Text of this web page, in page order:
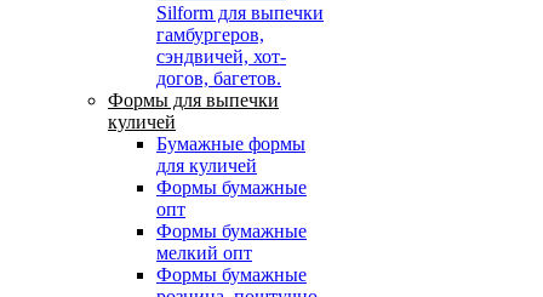
Silform для выпечки
гамбургеров,
сэндвичей, хот-
догов, багетов.
Формы для выпечки
куличей
Бумажные формы
для куличей
Формы бумажные
опт
Формы бумажные
мелкий опт
Формы бумажные